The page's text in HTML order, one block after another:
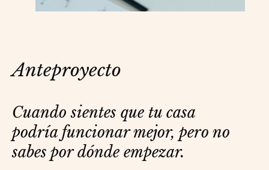
Anteproyecto
Cuando sientes que tu casa
podría funcionar mejor, pero no
sabes por dónde empezar.